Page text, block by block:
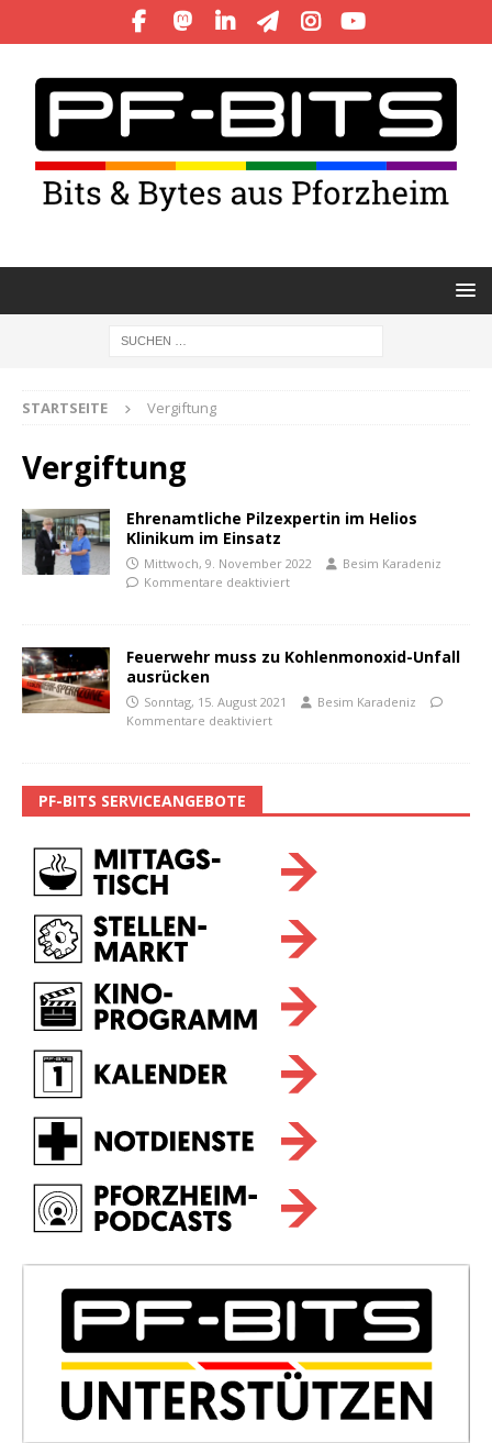
STARTSEITE Vergiftung
Vergiftung
Ehrenamtliche Pilzexpertin im Helios
Klinikum im Einsatz
Mittwoch, 9. November 2022
Besim Karadeniz
Kommentare deaktiviert
Feuerwehr muss zu Kohlenmonoxid-Unfall
ausrücken
Sonntag, 15. August 2021
Besim Karadeniz
Kommentare deaktiviert
PF-BITS SERVICEANGEBOTE